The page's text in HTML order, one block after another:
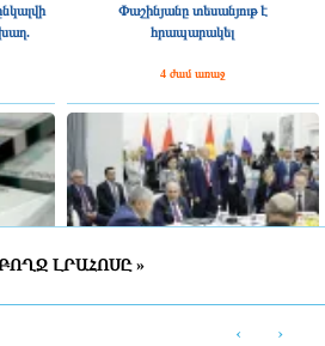
Փաշինյանը տեսանյութ է
հրապարակել
4 ժամ առաջ
ծանր
կազմով նիստը
ԼՐԱՀՈՍԸ »
‹ ›